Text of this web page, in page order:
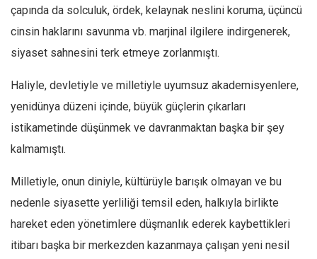
çapında da solculuk, ördek, kelaynak neslini koruma, üçüncü
cinsin haklarını savunma vb. marjinal ilgilere indirgenerek,
siyaset sahnesini terk etmeye zorlanmıştı.
Haliyle, devletiyle ve milletiyle uyumsuz akademisyenlere,
yenidünya düzeni içinde, büyük güçlerin çıkarları
istikametinde düşünmek ve davranmaktan başka bir şey
kalmamıştı.
Milletiyle, onun diniyle, kültürüyle barışık olmayan ve bu
nedenle siyasette yerliliği temsil eden, halkıyla birlikte
hareket eden yönetimlere düşmanlık ederek kaybettikleri
itibarı başka bir merkezden kazanmaya çalışan yeni nesil